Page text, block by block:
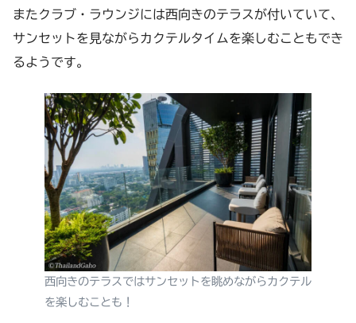
またクラブ・ラウンジには西向きのテラスが付いていて、
サンセットを見ながらカクテルタイムを楽しむこともでき
るようです。
西向きのテラスではサンセットを眺めながらカクテル
を楽しむことも！